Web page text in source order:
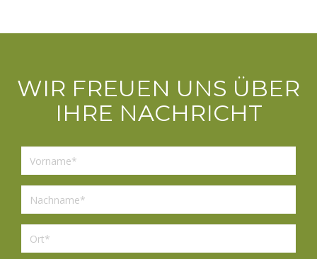
WIR FREUEN UNS ÜBER
IHRE NACHRICHT